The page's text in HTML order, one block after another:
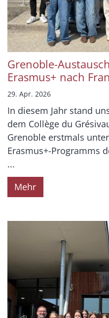
Grenoble-
Erasmus+ nach
29. Apr. 2026
In diesem Jahr stand
dem Collège du
Grenoble erstmals
Erasmus+-Programms
...
Mehr